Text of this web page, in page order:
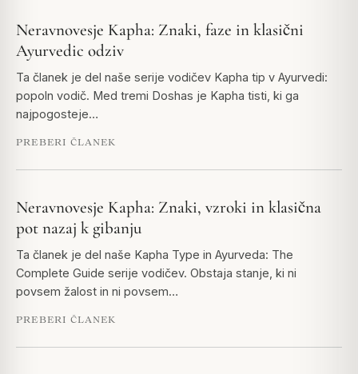
Neravnovesje Kapha: Znaki, faze in klasični
Ayurvedic odziv
Ta članek je del naše serije vodičev Kapha tip v Ayurvedi:
popoln vodič. Med tremi Doshas je Kapha tisti, ki ga
najpogosteje…
PREBERI ČLANEK
Neravnovesje Kapha: Znaki, vzroki in klasična
pot nazaj k gibanju
Ta članek je del naše Kapha Type in Ayurveda: The
Complete Guide serije vodičev. Obstaja stanje, ki ni
povsem žalost in ni povsem…
PREBERI ČLANEK